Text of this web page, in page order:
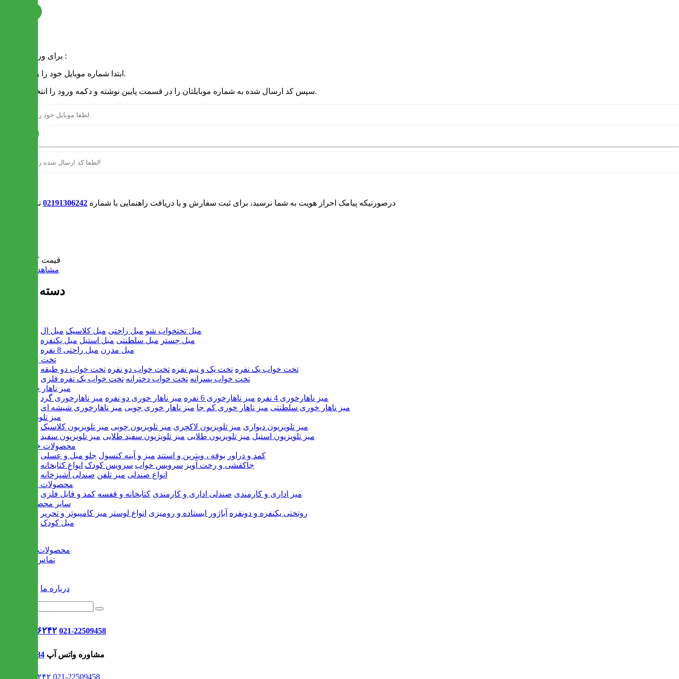
برای ورود به سایت :
1 - ابتدا شماره موبایل خود را وارد کنید.
2 - سپس کد ارسال شده به شماره موبایلتان را در قسمت پایین نوشته و دکمه ورود را انتخاب کنید.
درصورتیکه پیامک احراز هویت به شما نرسید، برای ثبت سفارش و یا دریافت راهنمایی با شماره 02191306242 تماس بگیرید
قیمت کل:
مشاهده سبد خرید
دسته بندی ها
مبل تختخواب شو مبل راحتی مبل کلاسیک مبل ال
مبل چستر مبل سلطنتی مبل استیل مبل یکنفره
مبل مدرن مبل راحتی 8 نفره
تخت خواب
تخت خواب یک نفره تخت یک و نیم نفره تخت خواب دو نفره تخت خواب دو طبقه
تخت خواب پسرانه تخت خواب دخترانه تخت خواب یک نفره فلزی
میز ناهار خوری
میز ناهارخوری 4 نفره
میز ناهارخوری 6 نفره میز ناهار خوری دو نفره میز ناهارخوری گرد
میز ناهار خوری سلطنتی میز ناهار خوری کم جا میز ناهار خوری چوبی میز ناهارخوری شیشه ای
میز تلویزیون
میز تلویزیون دیواری میز تلویزیون لاکچری میز تلویزیون چوبی میز تلویزیون کلاسیک
میز تلویزیون استیل میز تلویزیون طلایی میز تلویزیون سفید طلایی میز تلویزیون سفید
محصولات خانگی
کمد و دراور بوفه ، ویترین و استند میز و آینه کنسول جلو مبل و عسلی
جاکفشی و رخت آویز سرویس خواب سرویس کودک انواع کتابخانه
انواع صندلی میز تلفن صندلی آشپزخانه
محصولات اداری
میز اداری و کارمندی صندلی اداری و کارمندی کتابخانه و قفسه کمد و فایل فلزی
سایر محصولات
روتختی یکنفره و دونفره آباژور ایستاده و رومیزی انواع لوستر میز کامپیوتر و تحریر
مبل کودک
محصولات جدید
تماس با ما
درباره ما
021-۹۱۳۰۶۲۴۲ 021-22509458
09302308484 مشاوره واتس آپ
021-۹۱۳۰۶۲۴۲ 021-22509458